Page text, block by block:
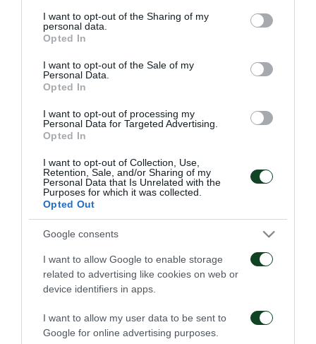
not limited to your visit or usage behaviour. You may click to
grant or deny consent to Google and its third-party tags to
use your data for below specified purposes in below Google
consent section.
I want to opt-out of the Sharing of my
personal data.
Opted In
I want to opt-out of the Sale of my
Personal Data.
Opted In
I want to opt-out of processing my
Personal Data for Targeted Advertising.
Opted In
I want to opt-out of Collection, Use,
Retention, Sale, and/or Sharing of my
Personal Data that Is Unrelated with the
Purposes for which it was collected.
Opted Out
Google consents
I want to allow Google to enable storage
related to advertising like cookies on web or
device identifiers in apps.
I want to allow my user data to be sent to
Google for online advertising purposes.
Σάντσες, ενώ σε θεραπεία υποβλήθηκαν οι Ντέσερς
και Μπόκος.
Με άδεια απουσίασαν οι διεθνείς Μπακασέτας,
Σιώπης, Σφιντέρσκι, Τσέριν, Ίνγκασον, Λαφόν και
Μπρέγκου.
ΑΓΩΝΙΣΤΙΚΑ
τον Γκαρσία Σόφια